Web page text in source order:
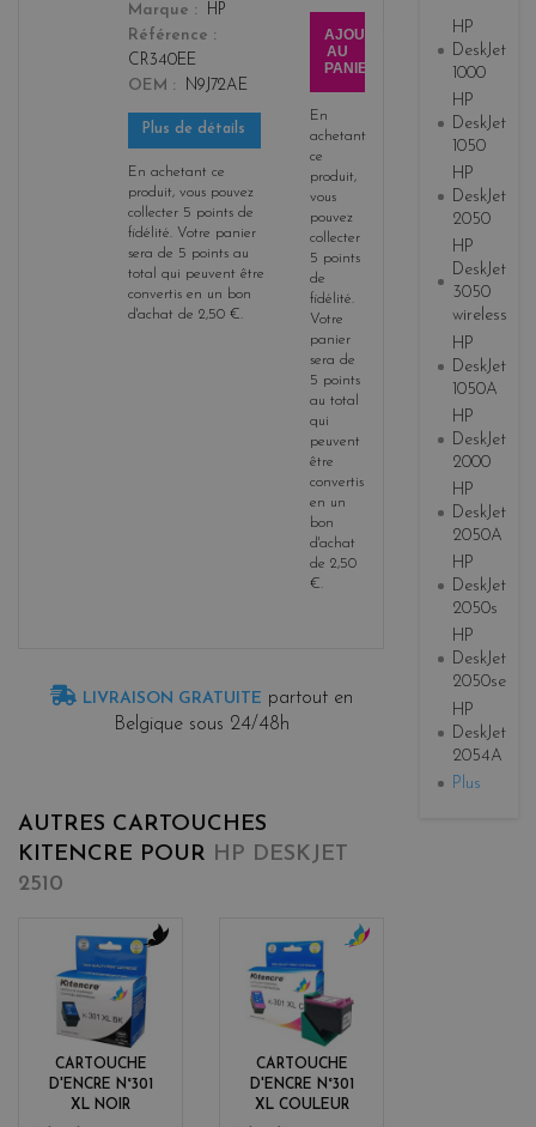
color
Marque
HP
Référence
CR340EE
OEM
N9J72AE
Plus de détails
En achetant ce
produit, vous pouvez
collecter 5 points de
fidélité. Votre panier
sera de 5 points au
total qui peuvent être
convertis en un bon
d'achat de 2,50 €.
AJOUTER
AU
PANIER
En
achetant
ce
produit,
vous
pouvez
collecter
5 points
de
fidélité.
Votre
panier
sera de
5 points
au total
qui
peuvent
être
convertis
en un
bon
d'achat
de 2,50
€.
LIVRAISON GRATUITE partout en
Belgique sous 24/48h
AUTRES CARTOUCHES
KITENCRE POUR HP DESKJET
2510
CARTOUCHE
D'ENCRE N°301
XL NOIR
l
a
c
k
CARTOUCHE
D'ENCRE N°301
XL COULEUR
l
o
r
s
HP
DeskJet
1000
HP
DeskJet
1050
HP
DeskJet
2050
HP
DeskJet
3050
wireless
HP
DeskJet
1050A
HP
DeskJet
2000
HP
DeskJet
2050A
HP
DeskJet
2050s
HP
DeskJet
2050se
HP
DeskJet
2054A
Plus